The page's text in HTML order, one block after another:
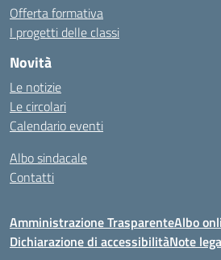
Offerta formativa
I progetti delle classi
Novità
Le notizie
Le circolari
Calendario eventi
Albo sindacale
Contatti
Amministrazione TrasparenteAlbo
Dichiarazione di accessibilitàNote